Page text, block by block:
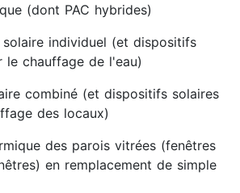
(dont PAC hybrides)
solaire individuel (et dispositifs
le chauffage de l'eau)
combiné (et dispositifs solaires
des locaux)
des parois vitrées (fenêtres
en remplacement de simple